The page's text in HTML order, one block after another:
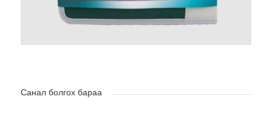
Санал болгох бараа